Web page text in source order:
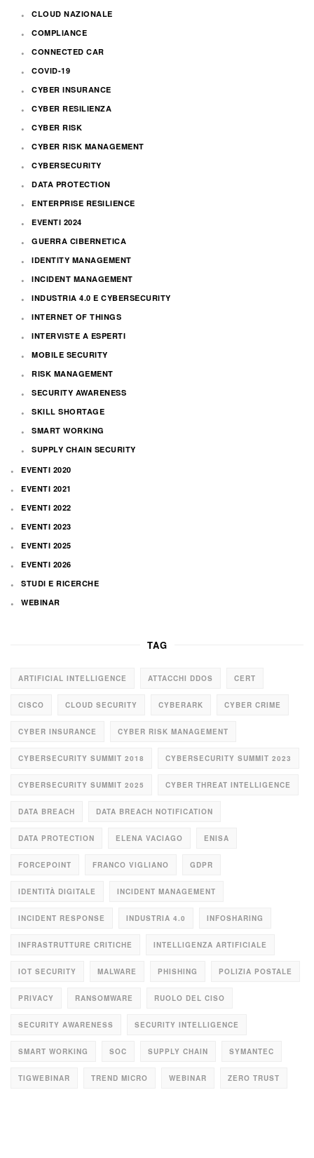
CLOUD NAZIONALE
COMPLIANCE
CONNECTED CAR
COVID-19
CYBER INSURANCE
CYBER RESILIENZA
CYBER RISK
CYBER RISK MANAGEMENT
CYBERSECURITY
DATA PROTECTION
ENTERPRISE RESILIENCE
EVENTI 2024
GUERRA CIBERNETICA
IDENTITY MANAGEMENT
INCIDENT MANAGEMENT
INDUSTRIA 4.0 E CYBERSECURITY
INTERNET OF THINGS
INTERVISTE A ESPERTI
MOBILE SECURITY
RISK MANAGEMENT
SECURITY AWARENESS
SKILL SHORTAGE
SMART WORKING
SUPPLY CHAIN SECURITY
EVENTI 2020
EVENTI 2021
EVENTI 2022
EVENTI 2023
EVENTI 2025
EVENTI 2026
STUDI E RICERCHE
WEBINAR
TAG
ARTIFICIAL INTELLIGENCE ATTACCHI DDOS CERT
CISCO CLOUD SECURITY CYBERARK CYBER CRIME
CYBER INSURANCE CYBER RISK MANAGEMENT
CYBERSECURITY SUMMIT 2018 CYBERSECURITY SUMMIT 2023
CYBERSECURITY SUMMIT 2025 CYBER THREAT INTELLIGENCE
DATA BREACH DATA BREACH NOTIFICATION
DATA PROTECTION ELENA VACIAGO ENISA
FORCEPOINT FRANCO VIGLIANO GDPR
IDENTITÀ DIGITALE INCIDENT MANAGEMENT
INCIDENT RESPONSE INDUSTRIA 4.0 INFOSHARING
INFRASTRUTTURE CRITICHE INTELLIGENZA ARTIFICIALE
IOT SECURITY MALWARE PHISHING POLIZIA POSTALE
PRIVACY RANSOMWARE RUOLO DEL CISO
SECURITY AWARENESS SECURITY INTELLIGENCE
SMART WORKING SOC SUPPLY CHAIN SYMANTEC
TIGWEBINAR TREND MICRO WEBINAR ZERO TRUST